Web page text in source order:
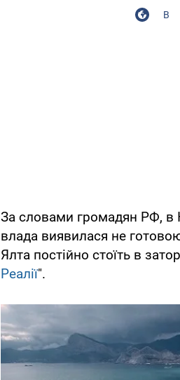
За словами громадян РФ, в
влада виявилася не
Ялта постійно стоїть в
Реалії".